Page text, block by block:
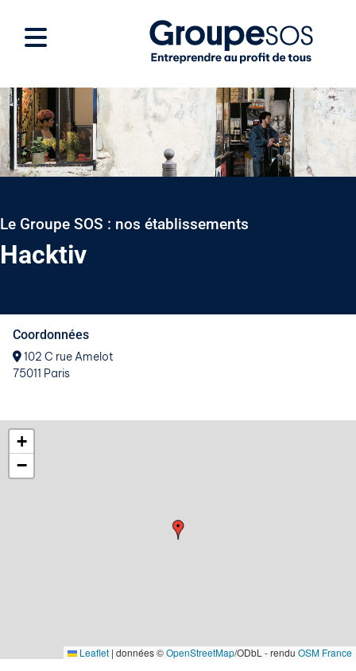
Le Groupe SOS : nos établissements
Hacktiv
Coordonnées
102 C rue Amelot
75011 Paris
+
−
Leaflet | données ©OpenStreetMap/ODbL - rendu OSM France